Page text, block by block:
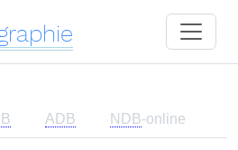
ADB NDB-online